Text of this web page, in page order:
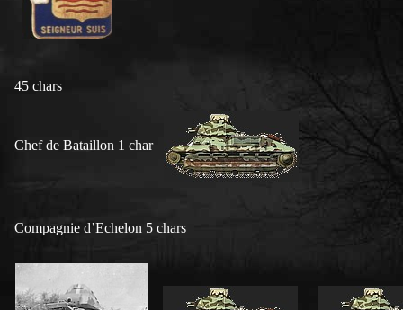
45 chars
Chef de Bataillon 1 char
Compagnie d’Echelon 5 chars